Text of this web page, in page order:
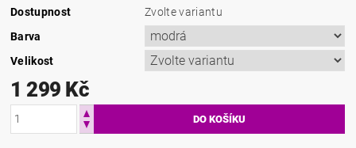
Dostupnost
Zvolte variantu
Barva
Velikost
1 299 Kč